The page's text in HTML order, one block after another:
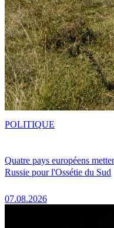
Quatre pays européens
Russie pour l'Ossétie du Sud
07.08.2026
POLITIQUE